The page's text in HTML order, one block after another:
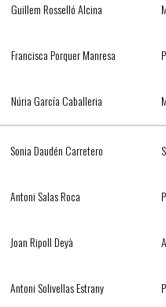
Guillem Rosselló Alcina
Francisca Porquer Manresa
Núria García Caballeria
Sonia Daudén Carretero
Antoni Salas Roca
Joan Ripoll Deyà
Antoni Solivellas Estrany